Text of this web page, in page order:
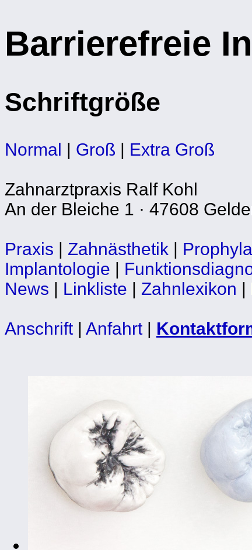
Barrierefreie
Schriftgröße
Normal | Groß | Extra Groß
Zahnarztpraxis Ralf Kohl
An der Bleiche 1 · 47608
Praxis | Zahnästhetik |
Implantologie |
News | Linkliste | Zahnlexikon |
Anschrift| Anfahrt|